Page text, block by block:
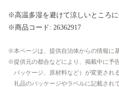
※高温多湿を避けて涼しいところに
※商品コード: 26362917
本ページは、提供自治体からの情報に
提供元の都合などにより、掲載中に予
パッケージ、原材料など）が変更され
礼品のパッケージやラベルに記載され